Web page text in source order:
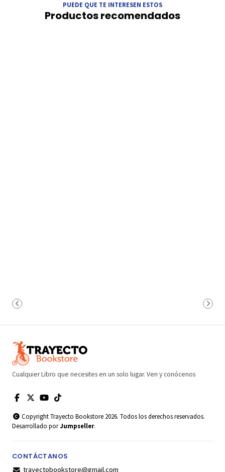
PUEDE QUE TE INTERESEN ESTOS
Productos recomendados
Cualquier Libro que necesites en un solo lugar. Ven y conócenos
Copyright Trayecto Bookstore 2026. Todos los derechos reservados.
Desarrollado porJumpseller.
CONTÁCTANOS
trayectobookstore@gmail.com